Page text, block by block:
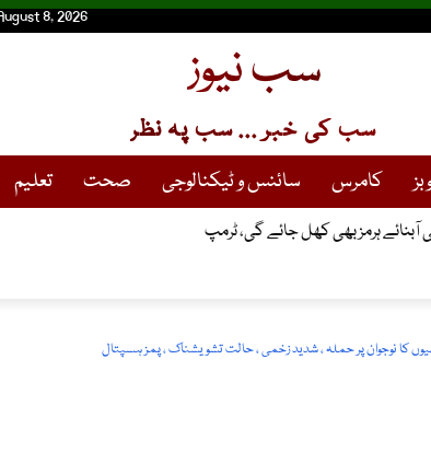
8, 2026
سب نیوز
سب کی خبر ... سب پہ نظر
کامرس سائنس و ٹیکنالوجی صحت تعلیم
ہرمز بھی کھل جائے گی، ٹرمپ
کا نوجوان پر حملہ ، شدید زخمی ، حالت تشویشناک ، پمز ہسپتال